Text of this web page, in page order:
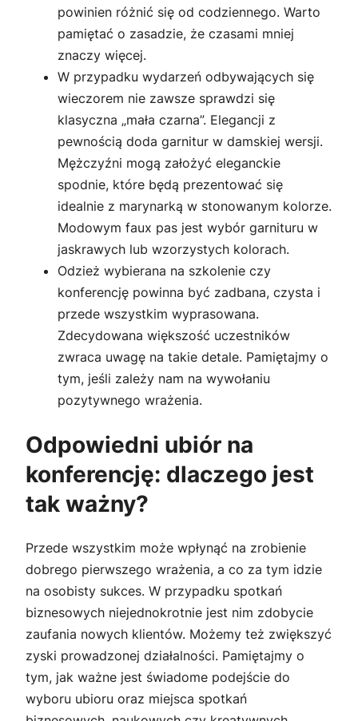
powinien różnić się od codziennego. Warto
pamiętać o zasadzie, że czasami mniej
znaczy więcej.
W przypadku wydarzeń odbywających się
wieczorem nie zawsze sprawdzi się
klasyczna „mała czarna”. Elegancji z
pewnością doda garnitur w damskiej wersji.
Mężczyźni mogą założyć eleganckie
spodnie, które będą prezentować się
idealnie z marynarką w stonowanym kolorze.
Modowym faux pas jest wybór garnituru w
jaskrawych lub wzorzystych kolorach.
Odzież wybierana na szkolenie czy
konferencję powinna być zadbana, czysta i
przede wszystkim wyprasowana.
Zdecydowana większość uczestników
zwraca uwagę na takie detale. Pamiętajmy o
tym, jeśli zależy nam na wywołaniu
pozytywnego wrażenia.
Odpowiedni ubiór na
konferencję: dlaczego jest
tak ważny?
Przede wszystkim może wpłynąć na zrobienie
dobrego pierwszego wrażenia, a co za tym idzie
na osobisty sukces. W przypadku spotkań
biznesowych niejednokrotnie jest nim zdobycie
zaufania nowych klientów. Możemy też zwiększyć
zyski prowadzonej działalności. Pamiętajmy o
tym, jak ważne jest świadome podejście do
wyboru ubioru oraz miejsca spotkań